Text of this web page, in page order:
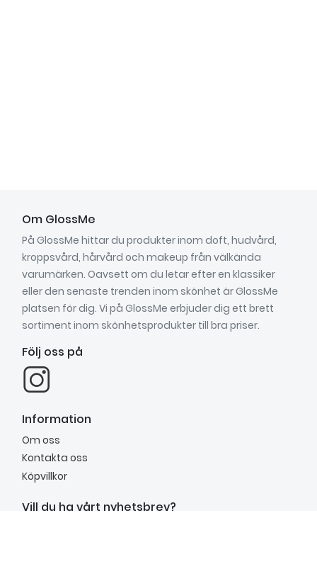
Om GlossMe
På GlossMe hittar du produkter inom doft, hudvård,
kroppsvård, hårvård och makeup från välkända
varumärken. Oavsett om du letar efter en klassiker
eller den senaste trenden inom skönhet är GlossMe
platsen för dig. Vi på GlossMe erbjuder dig ett brett
sortiment inom skönhetsprodukter till bra priser.
Följ oss på
Information
Om oss
Kontakta oss
Köpvillkor
Vill du ha vårt nyhetsbrev?